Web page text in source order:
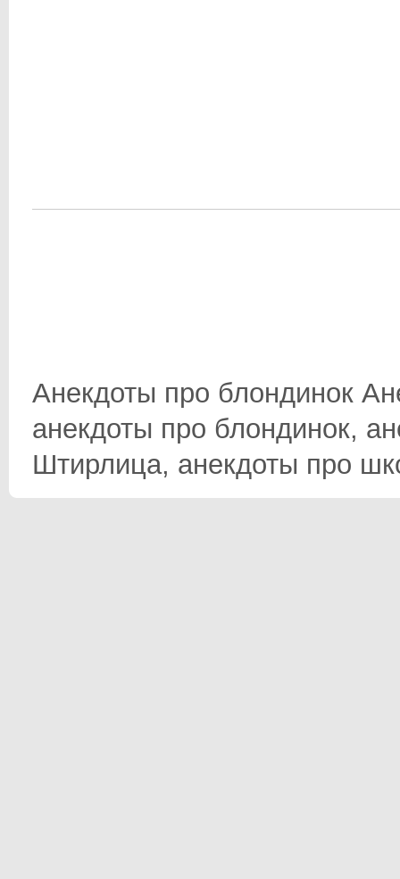
Анекдоты про блондинок
анекдоты про блондинок,
Штирлица, анекдоты про